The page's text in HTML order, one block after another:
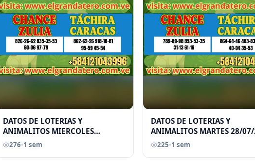
DATOS DE LOTERIAS Y
ANIMALITOS MIERCOLES
29/07/2026 ELGRANDATERO JOSE
276•1 sem
DATOS DE LOTERIAS Y
ANIMALITOS MARTES 28/07/
ELGRANDATERO JOSE EREU
225•1 sem